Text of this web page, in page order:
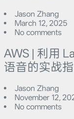
Jason Zhang
March 12, 2025
No comments
AWS | 利用
语音的实战
Jason Zhang
November 12,
No comments